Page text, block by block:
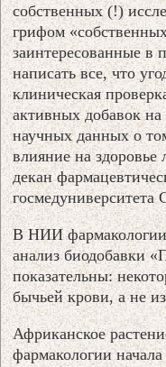
собственных (!)
грифом
заинтересованные в
написать все, что
клиническая
активных добавок
научных данных о
влияние на
декан
В НИИ фармакологии
анализ биодобавки
показательны:
бычьей крови, а не
Африканское
фармакологии